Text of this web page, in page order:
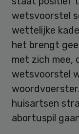
wetsvoorstel
wettelijke
het brengt
met zich mee,
wetsvoorstel
huisartsen
abortuspil